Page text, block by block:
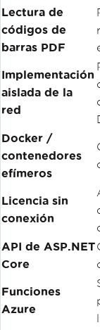
Lectura de
códigos de
barras PDF
Implementación
aislada de la
red
Docker /
contenedores
efímeros
Licencia sin
conexión
API de ASP.NET
Core
Funciones
Azure